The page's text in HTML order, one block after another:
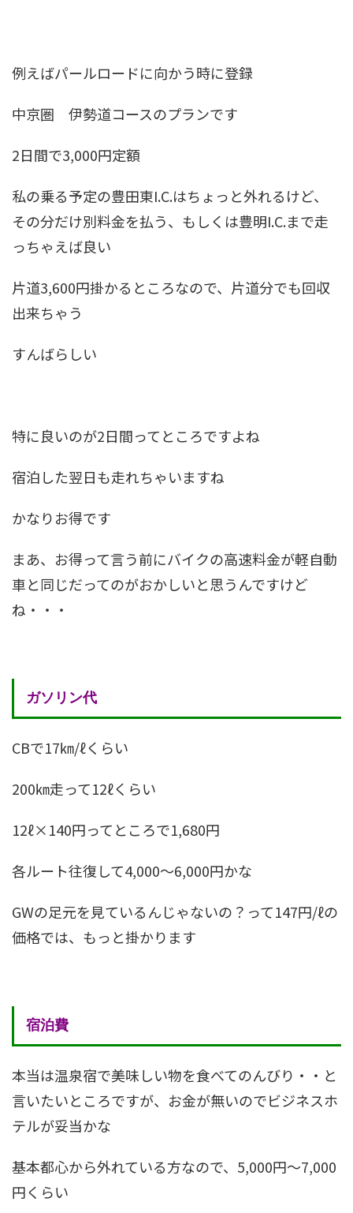
例えばパールロードに向かう時に登録
中京圏 伊勢道コースのプランです
2日間で3,000円定額
私の乗る予定の豊田東I.C.はちょっと外れるけど、
その分だけ別料金を払う、もしくは豊明I.C.まで走
っちゃえば良い
片道3,600円掛かるところなので、片道分でも回収
出来ちゃう
すんばらしい
特に良いのが2日間ってところですよね
宿泊した翌日も走れちゃいますね
かなりお得です
まあ、お得って言う前にバイクの高速料金が軽自動
車と同じだってのがおかしいと思うんですけど
ね・・・
ガソリン代
CBで17㎞/ℓくらい
200㎞走って12ℓくらい
12ℓ×140円ってところで1,680円
各ルート往復して4,000～6,000円かな
GWの足元を見ているんじゃないの？って147円/ℓの
価格では、もっと掛かります
宿泊費
本当は温泉宿で美味しい物を食べてのんびり・・と
言いたいところですが、お金が無いのでビジネスホ
テルが妥当かな
基本都心から外れている方なので、5,000円～7,000
円くらい